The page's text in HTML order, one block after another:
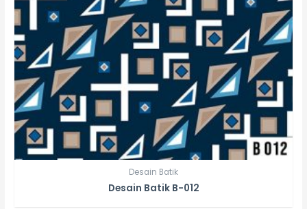
Desain Batik
Desain Batik B-012